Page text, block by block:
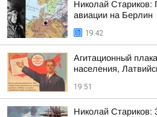
Николай Стариков:
авиации на Берлин
19:42
Агитационный
населения,
19:51
Николай Стариков: